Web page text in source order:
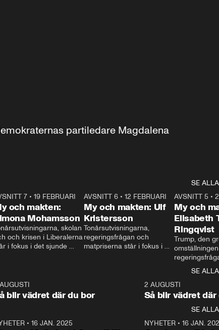
partiledare Magdalena
SE ALLA
24:30
7• 19 FEBRUARI
och makten:
Mohamsson
skolan
och krisen i Liberalerna
i fokus i det sjunde
My
ställer
och
till svars.
27:30
AVSNITT 6 •12 FEBRUARI
My och makten: Ulf
Kristersson
Tonårsutvisningarna,
regeringsfrågan och
matpriserna står i fokus i
Rohwedder ställer
statsminister Ulf Kristersson
AVSNITT 5 •
My och
Elisabeth
Ringqvist
Trump, den
centrum i
avsnittet av
Makten”. Se
Aftonbladets
Rohwedder
SE ALLA
blir vädret där du bor
2 AUGUSTI
Så blir vädret där
SE ALLA
• 16 JAN. 2025 NYHETER• 16 JAN.